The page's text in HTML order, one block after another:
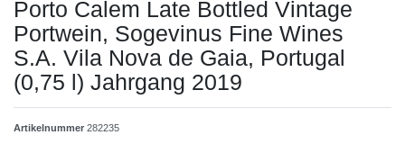
Porto Calem Late Bottled Vintage
Portwein, Sogevinus Fine Wines
S.A. Vila Nova de Gaia, Portugal
(0,75 l) Jahrgang 2019
Artikelnummer 282235